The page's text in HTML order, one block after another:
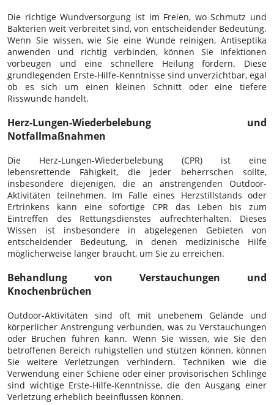
Die richtige Wundversorgung ist im Freien, wo Schmutz und
Bakterien weit verbreitet sind, von entscheidender Bedeutung.
Wenn Sie wissen, wie Sie eine Wunde reinigen, Antiseptika
anwenden und richtig verbinden, können Sie Infektionen
vorbeugen und eine schnellere Heilung fördern. Diese
grundlegenden Erste-Hilfe-Kenntnisse sind unverzichtbar, egal
ob es sich um einen kleinen Schnitt oder eine tiefere
Risswunde handelt.
Herz-Lungen-Wiederbelebung und
Notfallmaßnahmen
Die Herz-Lungen-Wiederbelebung (CPR) ist eine
lebensrettende Fähigkeit, die jeder beherrschen sollte,
insbesondere diejenigen, die an anstrengenden Outdoor-
Aktivitäten teilnehmen. Im Falle eines Herzstillstands oder
Ertrinkens kann eine sofortige CPR das Leben bis zum
Eintreffen des Rettungsdienstes aufrechterhalten. Dieses
Wissen ist insbesondere in abgelegenen Gebieten von
entscheidender Bedeutung, in denen medizinische Hilfe
möglicherweise länger braucht, um Sie zu erreichen.
Behandlung von Verstauchungen und
Knochenbrüchen
Outdoor-Aktivitäten sind oft mit unebenem Gelände und
körperlicher Anstrengung verbunden, was zu Verstauchungen
oder Brüchen führen kann. Wenn Sie wissen, wie Sie den
betroffenen Bereich ruhigstellen und stützen können, können
Sie weitere Verletzungen verhindern. Techniken wie die
Verwendung einer Schiene oder einer provisorischen Schlinge
sind wichtige Erste-Hilfe-Kenntnisse, die den Ausgang einer
Verletzung erheblich beeinflussen können.